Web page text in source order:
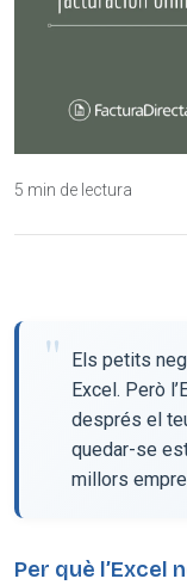
5 min de lectura
Els petits
Excel. Però
després el
quedar-se
millors
Per què l’Excel